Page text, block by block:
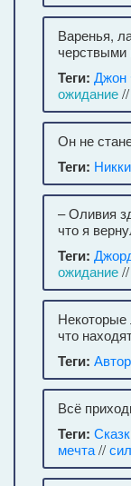
Варенья,
черствыми
Теги: Джон
ожидание//
Он не
Теги:
– Оливия
что я
Теги:
ожидание//
Некоторые
что
Теги:
Всё
Теги:
мечта//